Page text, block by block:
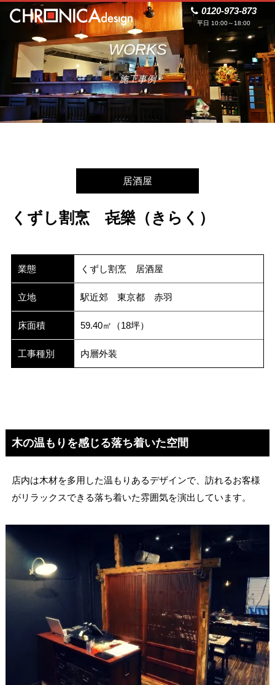
0120-973-873
平日 10:00～18:00
WORKS
施工事例
居酒屋
くずし割烹 㐂樂（きらく）
業態 くずし割烹 居酒屋
立地 駅近郊 東京都 赤羽
床面積 59.40㎡（18坪）
工事種別 内層外装
木の温もりを感じる落ち着いた空間
店内は木材を多用した温もりあるデザインで、訪れるお客様
がリラックスできる落ち着いた雰囲気を演出しています。